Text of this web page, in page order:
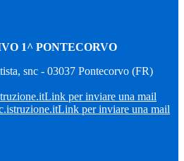
1^ PONTECORVO
snc - 03037 Pontecorvo (FR)
Link per inviare una mail
Link per inviare una mail